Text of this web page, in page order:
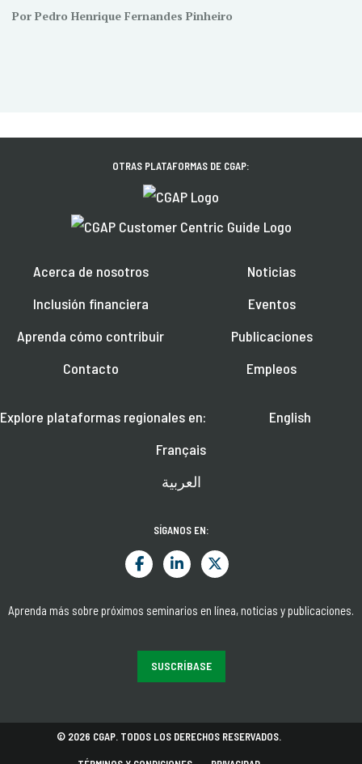
Por Pedro Henrique Fernandes Pinheiro
OTRAS PLATAFORMAS DE CGAP:
Acerca de nosotros
Inclusión financiera
Aprenda cómo contribuir
Contacto
Noticias
Eventos
Publicaciones
Empleos
Explore plataformas regionales en:
English
Français
العربية
SÍGANOS EN:
Aprenda más sobre próximos seminarios en línea, noticias y publicaciones.
SUSCRÍBASE
© 2026 CGAP. TODOS LOS DERECHOS RESERVADOS.